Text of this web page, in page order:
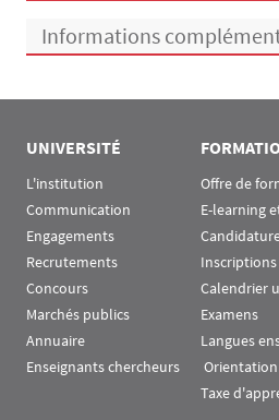
Informations
UNIVERSITÉ
L'institution
Communication
Engagements
Recrutements
Concours
Marchés publics
Annuaire
Enseignants chercheurs
Offre de
E-learning
Inscriptions
Calendrier
Examens
Langues
Taxe